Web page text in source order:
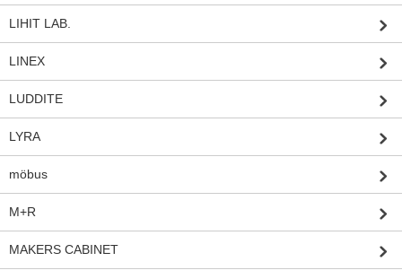
LIHIT LAB.
LINEX
LUDDITE
LYRA
möbus
M+R
MAKERS CABINET